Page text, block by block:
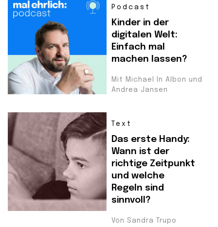
Podcast
Kinder in der
digitalen Welt:
Einfach mal
machen lassen?
Mit Michael In Albon und
Andrea Jansen
Text
Das erste Handy:
Wann ist der
richtige Zeitpunkt
und welche
Regeln sind
sinnvoll?
Von Sandra Trupo